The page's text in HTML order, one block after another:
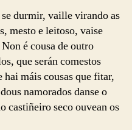
durmir, vaille virando as
mesto e leitoso, vaise
é cousa de outro
que serán comestos
hai máis cousas que fitar,
namorados danse o
castiñeiro seco ouvean os